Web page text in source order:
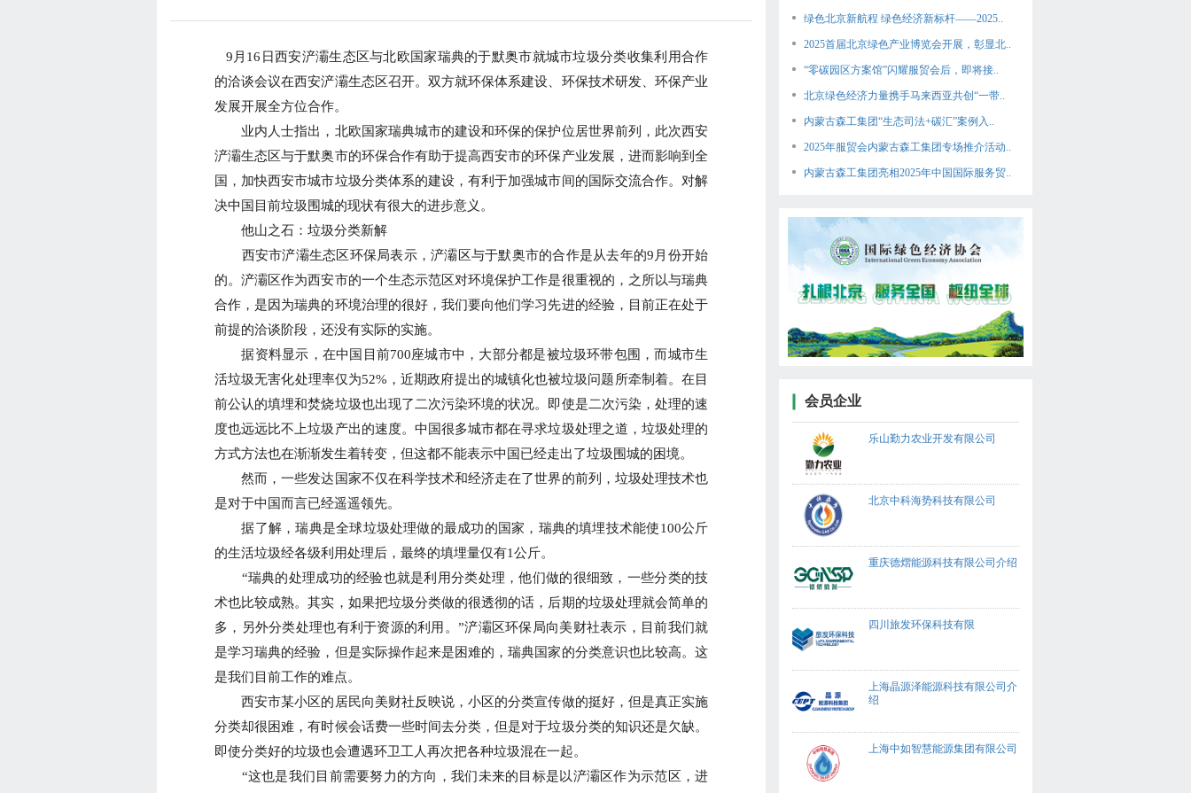
9月16日西安浐灞生态区与北欧国家瑞典的于默奥市就城市垃圾分类收集利用合作
的洽谈会议在西安浐灞生态区召开。双方就环保体系建设、环保技术研发、环保产业
发展开展全方位合作。
业内人士指出，北欧国家瑞典城市的建设和环保的保护位居世界前列，此次西安
浐灞生态区与于默奥市的环保合作有助于提高西安市的环保产业发展，进而影响到全
国，加快西安市城市垃圾分类体系的建设，有利于加强城市间的国际交流合作。对解
决中国目前垃圾围城的现状有很大的进步意义。
他山之石：垃圾分类新解
西安市浐灞生态区环保局表示，浐灞区与于默奥市的合作是从去年的9月份开始
的。浐灞区作为西安市的一个生态示范区对环境保护工作是很重视的，之所以与瑞典
合作，是因为瑞典的环境治理的很好，我们要向他们学习先进的经验，目前正在处于
前提的洽谈阶段，还没有实际的实施。
据资料显示，在中国目前700座城市中，大部分都是被垃圾环带包围，而城市生
活垃圾无害化处理率仅为52%，近期政府提出的城镇化也被垃圾问题所牵制着。在目
前公认的填埋和焚烧垃圾也出现了二次污染环境的状况。即使是二次污染，处理的速
度也远远比不上垃圾产出的速度。中国很多城市都在寻求垃圾处理之道，垃圾处理的
方式方法也在渐渐发生着转变，但这都不能表示中国已经走出了垃圾围城的困境。
然而，一些发达国家不仅在科学技术和经济走在了世界的前列，垃圾处理技术也
是对于中国而言已经遥遥领先。
据了解，瑞典是全球垃圾处理做的最成功的国家，瑞典的填埋技术能使100公斤
的生活垃圾经各级利用处理后，最终的填埋量仅有1公斤。
“瑞典的处理成功的经验也就是利用分类处理，他们做的很细致，一些分类的技
术也比较成熟。其实，如果把垃圾分类做的很透彻的话，后期的垃圾处理就会简单的
多，另外分类处理也有利于资源的利用。”浐灞区环保局向美财社表示，目前我们就
是学习瑞典的经验，但是实际操作起来是困难的，瑞典国家的分类意识也比较高。这
是我们目前工作的难点。
西安市某小区的居民向美财社反映说，小区的分类宣传做的挺好，但是真正实施
分类却很困难，有时候会话费一些时间去分类，但是对于垃圾分类的知识还是欠缺。
即使分类好的垃圾也会遭遇环卫工人再次把各种垃圾混在一起。
“这也是我们目前需要努力的方向，我们未来的目标是以浐灞区作为示范区，进
绿色北京新航程 绿色经济新标杆——2025..
2025首届北京绿色产业博览会开展，彰显北..
“零碳园区方案馆”闪耀服贸会后，即将接..
北京绿色经济力量携手马来西亚共创“一带..
内蒙古森工集团“生态司法+碳汇”案例入..
2025年服贸会内蒙古森工集团专场推介活动..
内蒙古森工集团亮相2025年中国国际服务贸..
会员企业
乐山勤力农业开发有限公司
北京中科海势科技有限公司
重庆德熠能源科技有限公司介绍
四川旅发环保科技有限
上海晶源泽能源科技有限公司介
绍
上海中如智慧能源集团有限公司